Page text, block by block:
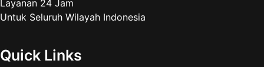
Layanan 24 Jam
Untuk Seluruh Wilayah Indonesia
Quick Links